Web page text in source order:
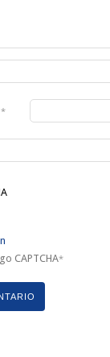
*
CAPTCHA*